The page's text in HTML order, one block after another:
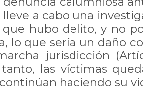
lleve a cabo una
hubo delito, y no
lo que sería un daño
jurisdicción
tanto, las víctimas
haciendo su